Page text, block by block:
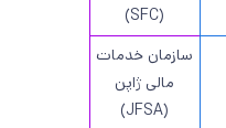
(SFC)
سازمان خدمات
مالی ژاپن
(JFSA)